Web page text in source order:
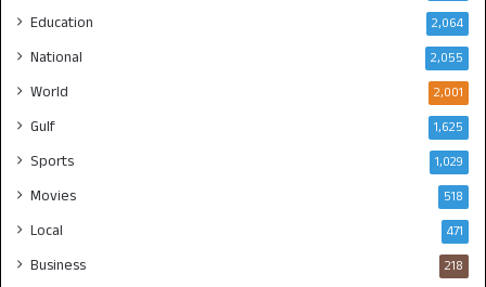
Education 2,064
National 2,055
World 2,001
Gulf 1,625
Sports 1,029
Movies 518
Local 471
Business 218